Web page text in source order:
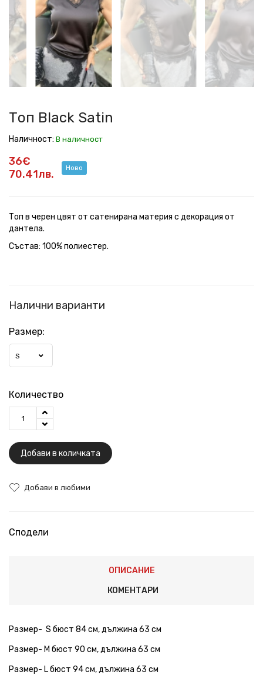
Satin
Satin
Satin
Satin
Satin
Топ Black Satin
Наличност: В наличност
36€
70.41лв.
Ново
Топ в черен цвят от сатенирана материя с декорация от
дантела.
Състав: 100% полиестер.
Налични варианти
Размер:
S
Количество
Добави в количката
Добави в любими
Сподели
ОПИСАНИЕ
КОМЕНТАРИ
Размер- S бюст 84 см, дължина 63 см
Размер- M бюст 90 см, дължина 63 см
Размер- L бюст 94 см, дължина 63 см